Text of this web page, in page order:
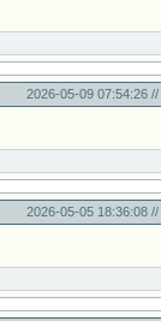
2026-05-09 07:54:26 //
2026-05-05 18:36:08 //